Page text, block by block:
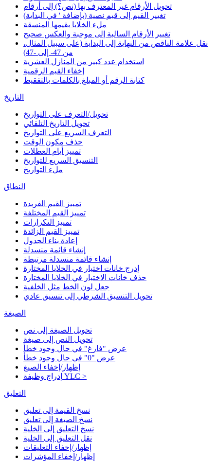
تحويل الأرقام غير المعترف بها (نص؟) إلى أرقام
تغيير القيم إلى قيم نصية (بإضافة ' في البداية)
ملء الخلايا بقيمها المنسقة
تغيير الأرقام السالبة إلى موجبة والعكس صحيح
نقل علامة الناقص من النهاية إلى البداية (على سبيل المثال،
من 47- إلى -47)
استخدام عدد كبير من المنازل العشرية
إخفاء القيم الرقمية
كتابة الرقم أو المبلغ بالكلمات بالتفقيط
التاريخ
تحويل/التعرف على التواريخ
تحويل التاريخ التلقائي
التعرف السريع على التواريخ
حذف مكون الوقت
تمييز أيام العطلات
التنسيق السريع للتواريخ
ملء التواريخ
النطاق
تمييز القيم الفريدة
تمييز القيم المختلفة
تمييز التكرارات
تمييز القيم الزائدة
إعادة بناء الجدول
إنشاء قائمة منسدلة
إنشاء قائمة منسدلة مرتبطة
إدرج خانات اختيار في الخلايا المختارة
حذف خانات الاختيار في الخلايا المختارة
جعل لون الخط مثل الخلفية
تحويل التنسيق الشرطي إلى تنسيق عادي
الصيغة
تحويل الصيغة إلى نص
تحويل النص إلى صيغة
عرض "فارغ" في حال وجود خطأ
عرض "0" في حال وجود خطأ
إظهار/إخفاء الصيغ
إدراج وظيفة YLC >
التعليق
نسخ القيمة إلى تعليق
نسخ الصيغة إلى تعليق
نسخ التعليق إلى الخلية
نقل التعليق إلى الخلية
إظهار/إخفاء التعليقات
إظهار/إخفاء المؤشرات